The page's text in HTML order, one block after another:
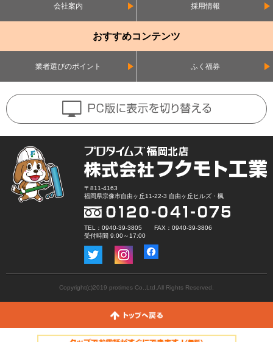
会社案内 採用情報
おすすめコンテンツ
業者選びのポイント ふく福券
〒811-4163
福岡県宗像市自由ヶ丘11-22-3 自由ヶ丘ヒルズ・楓
TEL：0940-39-3805 FAX：0940-39-3806
受付時間 9:00～17:00
Copyright(c)2019 protimes Co.,Ltd.All Rights Reserved.